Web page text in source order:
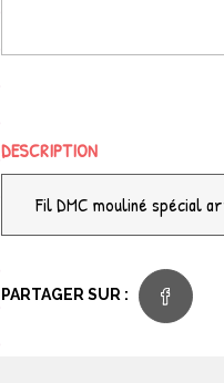
DESCRIPTION
Fil DMC mouliné spécial
PARTAGER SUR :